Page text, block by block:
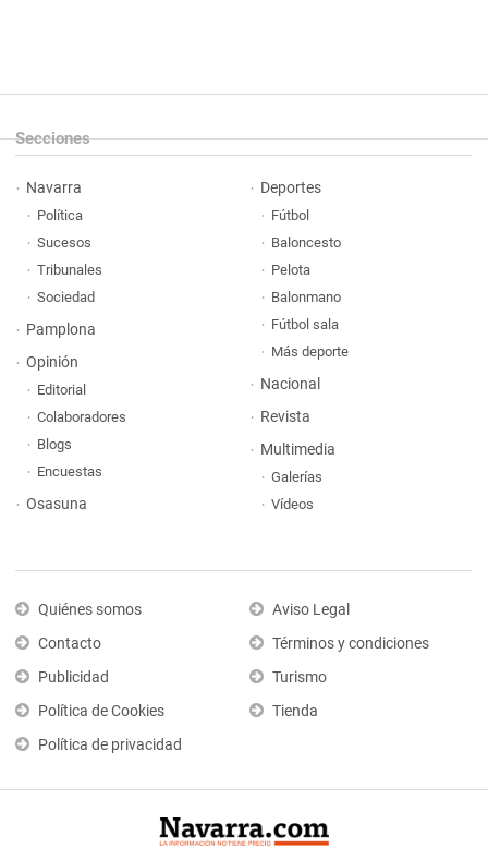
Secciones
Navarra
Política
Sucesos
Tribunales
Sociedad
Pamplona
Opinión
Editorial
Colaboradores
Blogs
Encuestas
Osasuna
Deportes
Fútbol
Baloncesto
Pelota
Balonmano
Fútbol sala
Más deporte
Nacional
Revista
Multimedia
Galerías
Vídeos
Quiénes somos
Contacto
Publicidad
Política de Cookies
Política de privacidad
Aviso Legal
Términos y condiciones
Turismo
Tienda